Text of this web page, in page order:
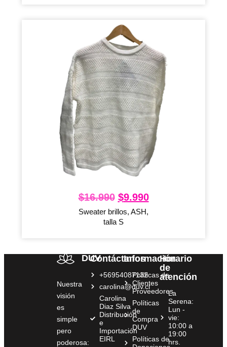
$16.990 $9.990
Sweater brillos, ASH,
talla S
DUV
Nuestra
visión
es
simple
pero
poderosa:
Contáctanos
+56954087132
carolina@duv.cl
Carolina
Diaz Silva
Distribución
e
Importación
EIRL
Información
Políticas de
Clientes
Proveedores
Políticas
de
Compra
DUV
Políticas de
Horario
de
atención
La
Serena:
Lun -
vie:
10:00 a
19:00
hrs.